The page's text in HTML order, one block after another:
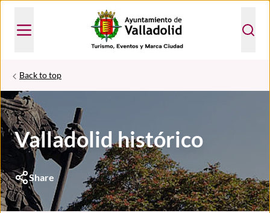
Back to top
Valladolid histórico
Share